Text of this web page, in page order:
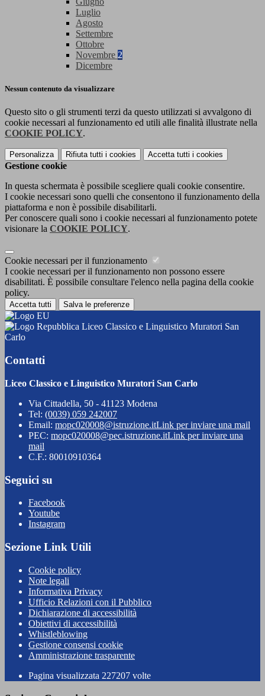
Luglio
Agosto
Settembre
Ottobre
Novembre 2
Dicembre
Nessun contenuto da visualizzare
Questo sito o gli strumenti terzi da questo utilizzati si avvalgono di
cookie necessari al funzionamento ed utili alle finalità illustrate nella
COOKIE POLICY.
Personalizza Rifiuta tutti i cookies Accetta tutti i cookies
Gestione cookie
In questa schermata è possibile scegliere quali cookie consentire.
I cookie necessari sono quelli che consentono il funzionamento della
piattaforma e non è possibile disabilitarli.
Per conoscere quali sono i cookie necessari al funzionamento potete
visionare la COOKIE POLICY.
Cookie necessari per il funzionamento
I cookie necessari per il funzionamento non possono essere
disabilitati. È possibile consultare l'elenco nella pagina della cookie
policy.
Accetta tutti Salva le preferenze
Liceo Classico e Linguistico Muratori San
Carlo
Contatti
Liceo Classico e Linguistico Muratori San Carlo
Via Cittadella, 50 - 41123 Modena
Tel: (0039) 059 242007
Email: mopc020008@istruzione.itLink per inviare una mail
PEC: mopc020008@pec.istruzione.itLink per inviare una
mail
C.F.: 80010910364
Seguici su
Facebook
Youtube
Instagram
Sezione Link Utili
Cookie policy
Note legali
Informativa Privacy
Ufficio Relazioni con il Pubblico
Dichiarazione di accessibilità
Obiettivi di accessibilità
Whistleblowing
Gestione consensi cookie
Amministrazione trasparente
Pagina visualizzata 227207 volte